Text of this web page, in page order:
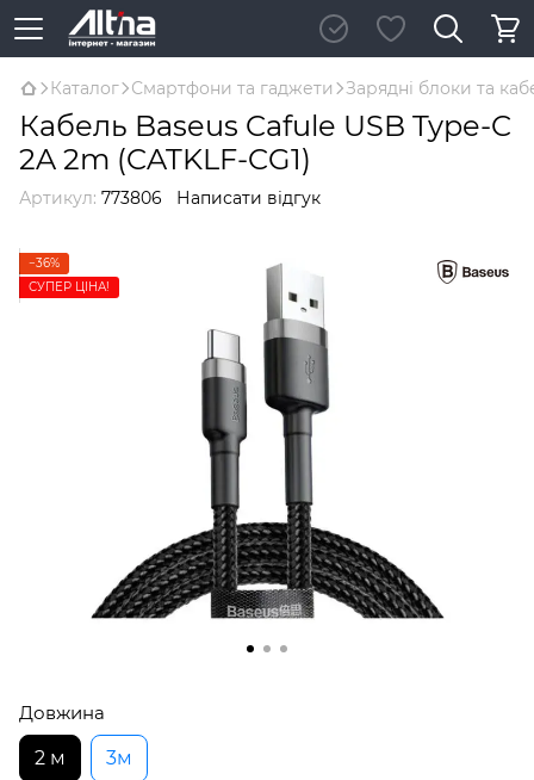
Каталог Смартфони та гаджети Зарядні блоки та
Кабель Baseus Cafule USB Type-C
2A 2m (CATKLF-CG1)
Артикул: 773806 Написати відгук
−36%
СУПЕР ЦІНА!
Довжина
2 м
3м